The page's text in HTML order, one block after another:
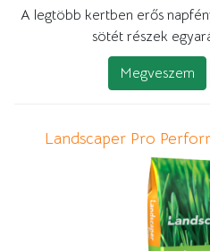
A legtöbb kertben erős
sötét részek
Megveszem
Landscaper Pro